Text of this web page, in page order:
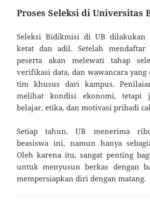
Proses Seleksi di Universitas
Seleksi Bidikmisi di UB dilakukan
ketat dan adil. Setelah mendaftar
peserta akan melewati tahap
verifikasi data, dan wawancara
tim khusus dari kampus.
melihat kondisi ekonomi, tetapi
belajar, etika, dan motivasi pribadi
Setiap tahun, UB menerima
beasiswa ini, namun hanya
Oleh karena itu, sangat penting
untuk menyusun berkas dengan
mempersiapkan diri dengan matang.